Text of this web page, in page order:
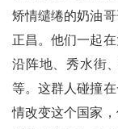
矫情缱绻的奶油
正昌。他们一起
沿阵地、秀水街
等。这群人碰撞
情改变这个国家